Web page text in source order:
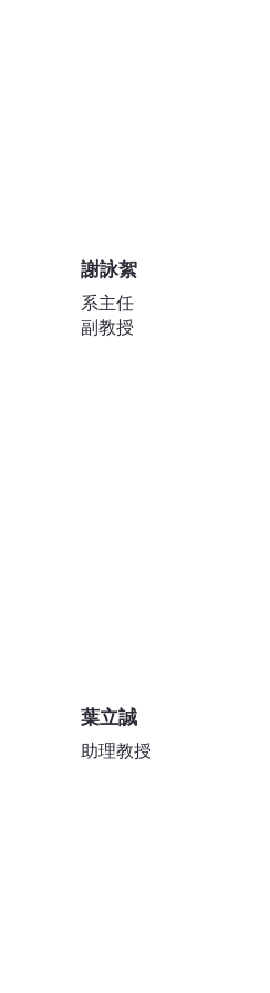
謝詠絮
系主任
副教授
葉立誠
助理教授